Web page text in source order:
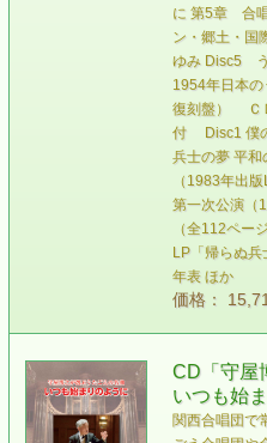
に 第5章 合
ン・郷土・
ゆみ Disc5 う
1954年日本
復刻盤） Ｃ
付 Disc1 僕
兵士の夢 平和
（1983年出
第一次公演（
（全112ペ
LP「帰らぬ
年表 ほか
価格：
CD「守屋
いつも始
関西合唱団で